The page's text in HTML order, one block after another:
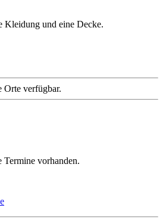
Kleidung und eine Decke.
Orte verfügbar.
Termine vorhanden.